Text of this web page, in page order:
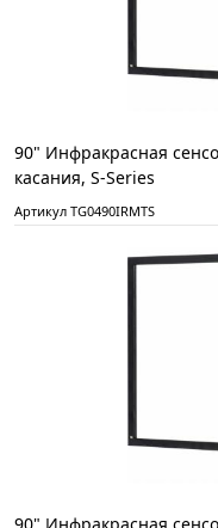
90" Инфракрасная
касания, S-Series
Артикул TG0490IRMTS